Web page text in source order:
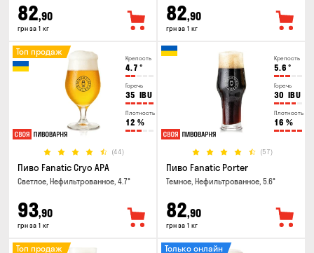
82,90
грн за 1 кг
82,90
грн за 1 кг
Крепость
4.7 °
Горечь
35 IBU
Плотность
12 %
(44)
Топ продаж
Пиво Fanatic Cryo APA
Светлое, Нефильтрованное, 4.7°
93,90
грн за 1 кг
Крепость
5.6 °
Горечь
30 IBU
Плотность
16 %
(57)
Пиво Fanatic Porter
Темное, Нефильтрованное, 5.6°
82,90
грн за 1 кг
Топ продаж Только онлайн